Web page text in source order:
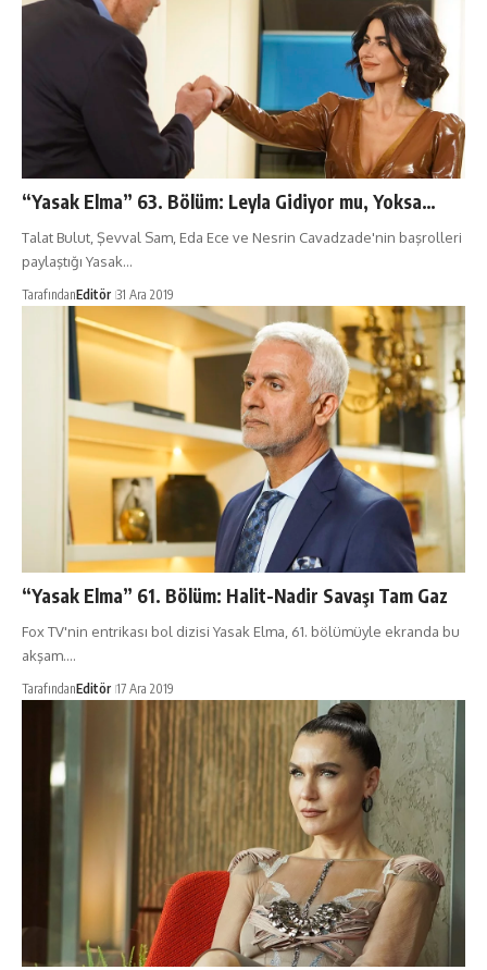
“Yasak Elma” 63. Bölüm: Leyla Gidiyor mu, Yoksa…
Talat Bulut, Şevval Sam, Eda Ece ve Nesrin Cavadzade'nin başrolleri
paylaştığı Yasak…
TarafındanEditör 31 Ara 2019
“Yasak Elma” 61. Bölüm: Halit-Nadir Savaşı Tam Gaz
Fox TV'nin entrikası bol dizisi Yasak Elma, 61. bölümüyle ekranda bu
akşam.…
TarafındanEditör 17 Ara 2019